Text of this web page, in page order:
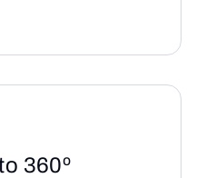
360º